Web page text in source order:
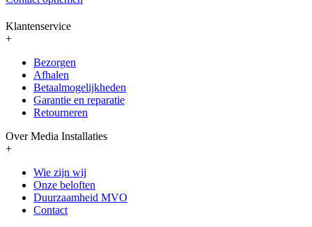
Klantenservice
+
Bezorgen
Afhalen
Betaalmogelijkheden
Garantie en reparatie
Retourneren
Over Media Installaties
+
Wie zijn wij
Onze beloften
Duurzaamheid MVO
Contact